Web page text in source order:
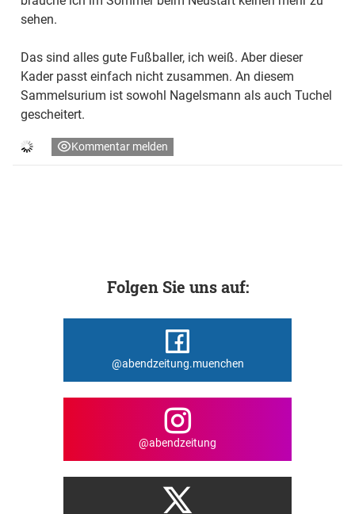
sehen.
Das sind alles gute Fußballer, ich weiß. Aber dieser
Kader passt einfach nicht zusammen. An diesem
Sammelsurium ist sowohl Nagelsmann als auch Tuchel
gescheitert.
Kommentar melden
Folgen Sie uns auf:
@abendzeitung.muenchen
@abendzeitung